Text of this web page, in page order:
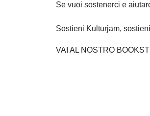
Se vuoi sostenerci e
Sostieni Kulturjam,
VAI AL NOSTRO